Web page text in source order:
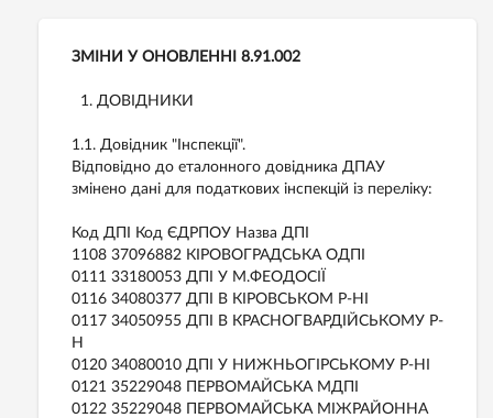
ЗМІНИ У ОНОВЛЕННІ 8.91.002
1. ДОВІДНИКИ
1.1. Довідник "Інспекції".
Відповідно до еталонного довідника ДПАУ
змінено дані для податкових інспекцій із переліку:
Код ДПІ Код ЄДРПОУ Назва ДПІ
1108 37096882 КIРОВОГРАДСЬКА ОДПI
0111 33180053 ДПI У М.ФЕОДОСIЇ
0116 34080377 ДПI В КIРОВСЬКОМ Р-НI
0117 34050955 ДПI В КРАСНОГВАРДIЙСЬКОМУ Р-
Н
0120 34080010 ДПI У НИЖНЬОГIРСЬКОМУ Р-НI
0121 35229048 ПЕРВОМАЙСЬКА МДПI
0122 35229048 ПЕРВОМАЙСЬКА МIЖРАЙОННА